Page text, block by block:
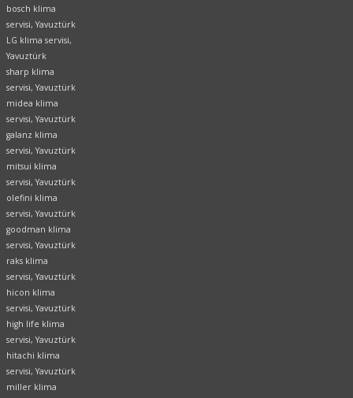
bosch klima
servisi, Yavuztürk
LG klima servisi,
Yavuztürk
sharp klima
servisi, Yavuztürk
midea klima
servisi, Yavuztürk
galanz klima
servisi, Yavuztürk
mitsui klima
servisi, Yavuztürk
olefini klima
servisi, Yavuztürk
goodman klima
servisi, Yavuztürk
raks klima
servisi, Yavuztürk
hicon klima
servisi, Yavuztürk
high life klima
servisi, Yavuztürk
hitachi klima
servisi, Yavuztürk
miller klima